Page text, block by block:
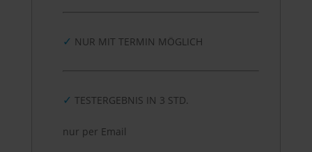
✓ NUR MIT TERMIN MÖGLICH
✓ TESTERGEBNIS IN 3 STD.
nur per Email